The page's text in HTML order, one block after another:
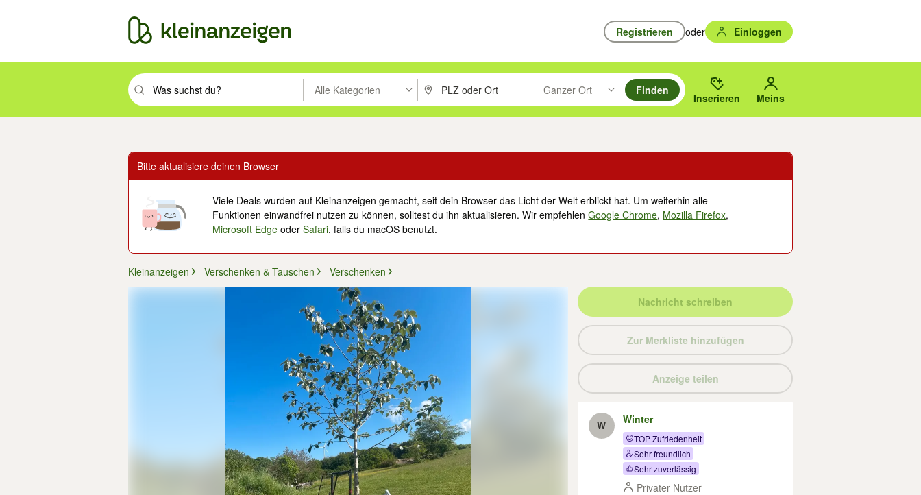
Registrieren oder Einloggen
Suchbegriff eingeben. Eingabetaste drücken um zu suchen, oder Vorschläge mit den Pfeiltasten nach oben/unten durchsuchen und mit Eingabetaste auswählen.
Alle Kategorien PLZ oder Ort eingeben. Eingabetaste drücken um zu suchen, oder Vorschläge mit den Pfeiltasten nach oben/
Ganzer Ort
Suche im Umkreis des gewählten Orts oder PLZ.
Finden
Inserieren Meins
Bitte aktualisiere deinen Browser
Viele Deals wurden auf Kleinanzeigen gemacht, seit dein Browser das Licht der Welt erblickt hat. Um weiterhin alle
Funktionen einwandfrei nutzen zu können, solltest du ihn aktualisieren. Wir empfehlenGoogle Chrome, Mozilla Firefox,
Microsoft Edge oderSafari, falls du macOS benutzt.
Kleinanzeigen Verschenken & Tauschen Verschenken
Nachricht schreiben
Zur Merkliste hinzufügen
Anzeige teilen
W Winter
TOP Zufriedenheit
Sehr freundlich
Sehr zuverlässig
Privater Nutzer